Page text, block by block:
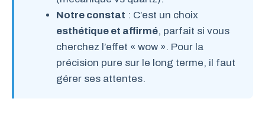
Notre constat : C’est un choix
esthétique et affirmé, parfait si vous
cherchez l’effet « wow ». Pour la
précision pure sur le long terme, il faut
gérer ses attentes.